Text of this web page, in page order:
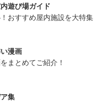
遊び場ガイド
おすすめ屋内施設を大特集
漫画
まとめてご紹介！
集